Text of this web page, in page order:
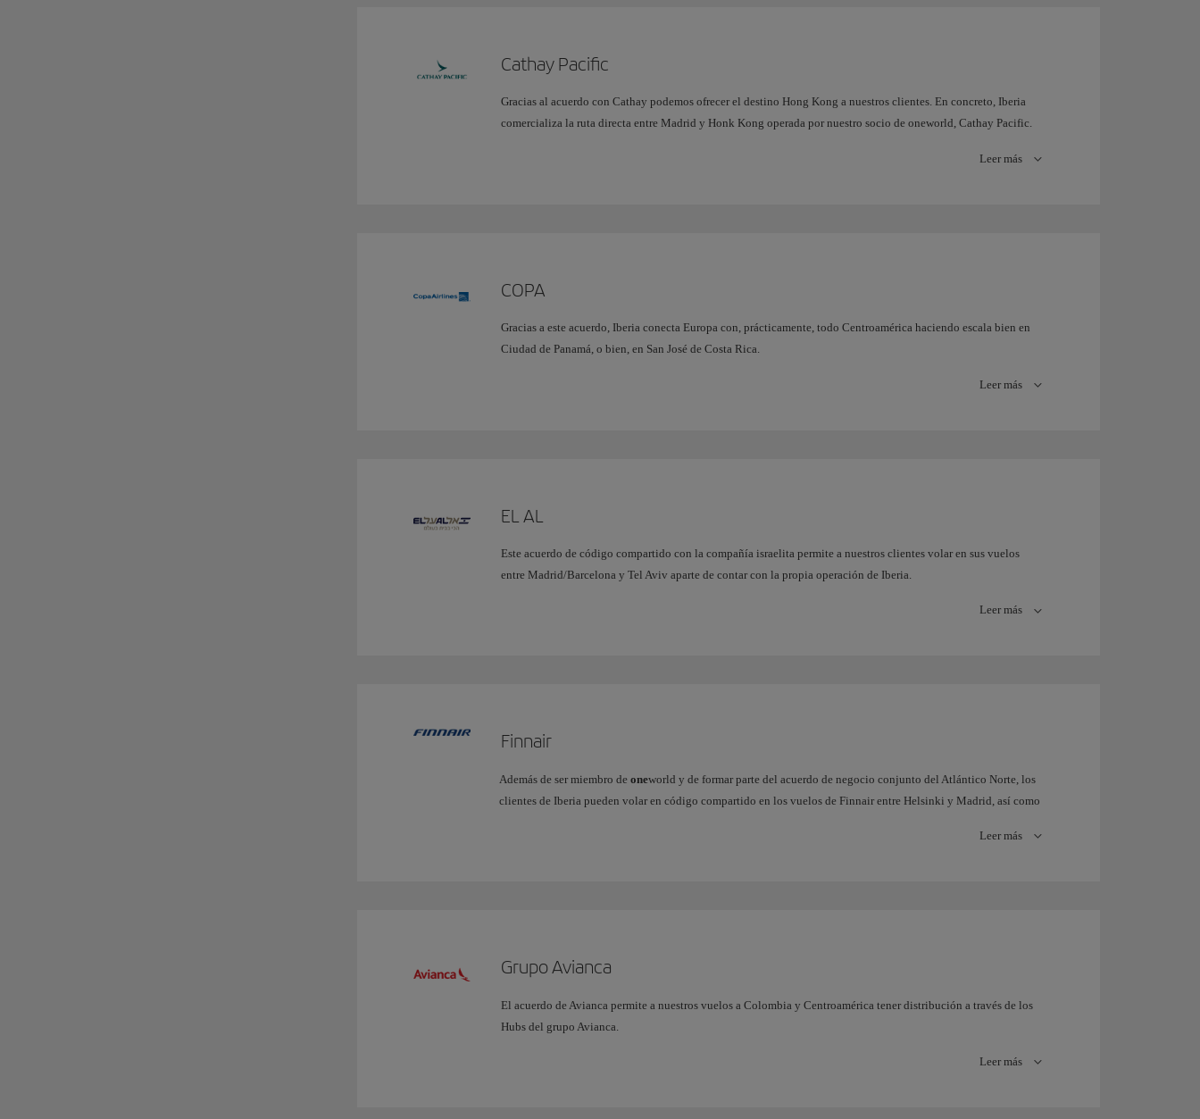
Cathay Pacific
Gracias al acuerdo con Cathay podemos ofrecer el destino Hong Kong a nuestros clientes. En concreto, Iberia
comercializa la ruta directa entre Madrid y Honk Kong operada por nuestro socio de oneworld, Cathay Pacific.
Leer más
COPA
Gracias a este acuerdo, Iberia conecta Europa con, prácticamente, todo Centroamérica haciendo escala bien en
Ciudad de Panamá, o bien, en San José de Costa Rica.
Leer más
EL AL
Este acuerdo de código compartido con la compañía israelita permite a nuestros clientes volar en sus vuelos
entre Madrid/Barcelona y Tel Aviv aparte de contar con la propia operación de Iberia.
Ofrecemos un mejor producto de este modo tanto para los clientes que vuelan entre España e Israel como a los
Leer más
Finnair
Además de ser miembro de oneworld y de formar parte del acuerdo de negocio conjunto del Atlántico Norte, los
clientes de Iberia pueden volar en código compartido en los vuelos de Finnair entre Helsinki y Madrid, así como
Más información
Leer más
Grupo Avianca
El acuerdo de Avianca permite a nuestros vuelos a Colombia y Centroamérica tener distribución a través de los
Hubs del grupo Avianca.
Permitiendo a los clientes de Iberia la posibilidad de volar a las principales ciudades de Colombia vía Bogotá y,
Leer más